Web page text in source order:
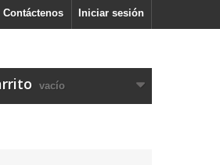
Iniciar sesión
Contáctenos
vacío